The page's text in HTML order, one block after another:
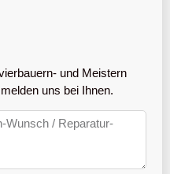
und Meistern
uns bei Ihnen.